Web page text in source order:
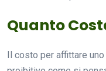
Quanto
Il costo per affittare